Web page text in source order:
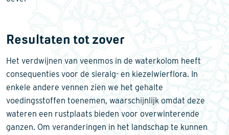
Resultaten tot zover
Het verdwijnen van veenmos in de waterkolom heeft
consequenties voor de sieralg- en kiezelwierflora. In
enkele andere vennen zien we het gehalte
voedingsstoffen toenemen, waarschijnlijk omdat deze
wateren een rustplaats bieden voor overwinterende
ganzen. Om veranderingen in het landschap te kunnen